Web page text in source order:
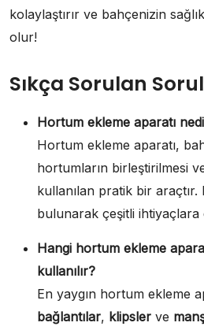
kolaylaştırır ve bahçenizin
olur!
Sıkça Sorulan
Hortum ekleme aparatı
Hortum ekleme aparatı,
hortumların birleştirilmesi
kullanılan pratik bir
bulunarak çeşitli ihtiyaçlara
Hangi hortum ekleme
kullanılır?
En yaygın hortum ekleme
bağlantılar, klipsler ve